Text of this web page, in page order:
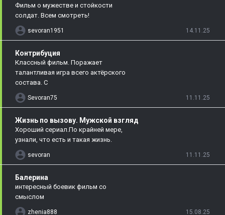
Фильм о мужестве и стойкости
солдат. Всем смотреть!
sevoran1951 14.11.25
Контрибуция
Классный фильм. Поражает
талантливая игра всего актёрского
состава. С
Sevoran75 11.11.25
Жизнь по вызову. Мужской взгляд
Хороший сериал.По крайней мере,
узнали, что есть и такая жизнь.
sevoran 11.11.25
Балерина
интересный боевик фильм со
смыслом
zhenia888 15.08.25